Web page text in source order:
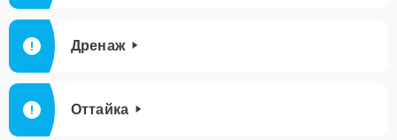
Дренаж
Оттайка